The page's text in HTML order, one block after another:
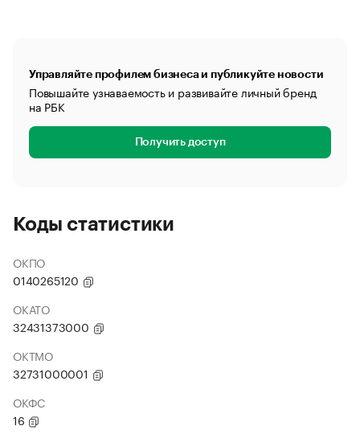
Управляйте профилем бизнеса и публикуйте новости
Повышайте узнаваемость и развивайте личный бренд
на РБК
Получить доступ
Коды статистики
ОКПО
0140265120
ОКАТО
32431373000
ОКТМО
32731000001
ОКФС
16